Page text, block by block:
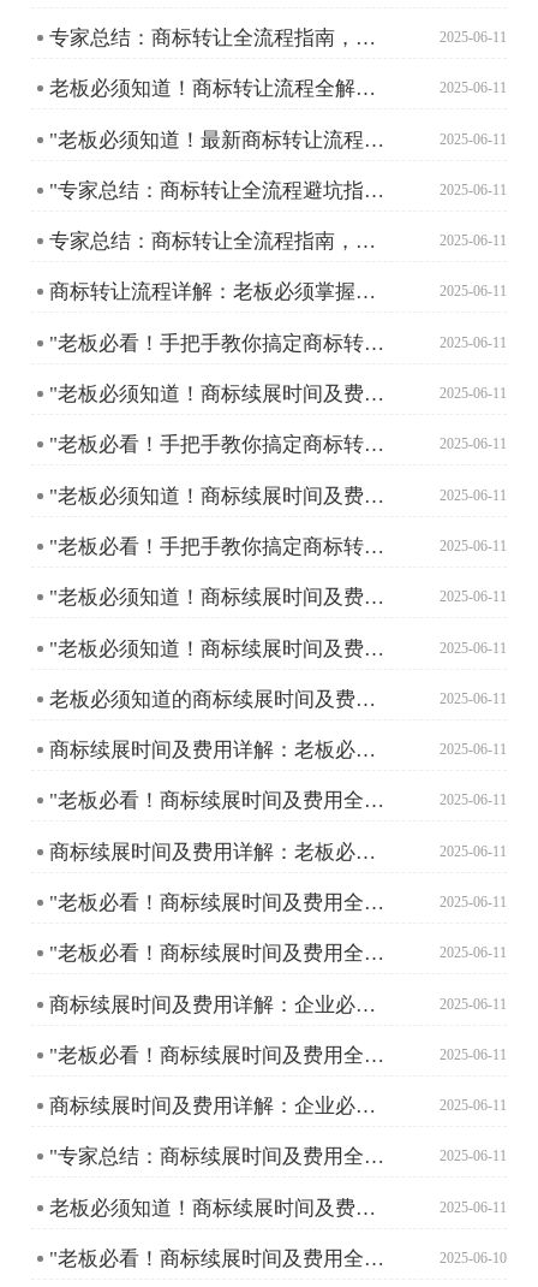
专家总结：商标转让全流程指南，助您轻松搞定品牌资产转移 2025-06-11
老板必须知道！商标转让流程全解析，助您轻松拥有心仪商标 2025-06-11
"老板必须知道！最新商标转让流程详解及注意事项" 2025-06-11
"专家总结：商标转让全流程避坑指南及实操技巧" 2025-06-11
专家总结：商标转让全流程指南，助您轻松搞定商标交易 2025-06-11
商标转让流程详解：老板必须掌握的高效指南 2025-06-11
"老板必看！手把手教你搞定商标转让流程" 2025-06-11
"老板必须知道！商标续展时间及费用全解析" 2025-06-11
"老板必看！手把手教你搞定商标转让流程" 2025-06-11
"老板必须知道！商标续展时间及费用全解析" 2025-06-11
"老板必看！手把手教你搞定商标转让流程" 2025-06-11
"老板必须知道！商标续展时间及费用全解析" 2025-06-11
"老板必须知道！商标续展时间及费用全攻略" 2025-06-11
老板必须知道的商标续展时间及费用全攻略 2025-06-11
商标续展时间及费用详解：老板必须了解的那些事儿 2025-06-11
"老板必看！商标续展时间及费用全攻略" 2025-06-11
商标续展时间及费用详解：老板必须了解的那些事儿 2025-06-11
"老板必看！商标续展时间及费用全攻略" 2025-06-11
"老板必看！商标续展时间及费用全攻略" 2025-06-11
商标续展时间及费用详解：企业必备知识 2025-06-11
"老板必看！商标续展时间及费用全攻略" 2025-06-11
商标续展时间及费用详解：企业必备知识 2025-06-11
"专家总结：商标续展时间及费用全攻略" 2025-06-11
老板必须知道！商标续展时间及费用全攻略 2025-06-11
"老板必看！商标续展时间及费用全解析" 2025-06-10